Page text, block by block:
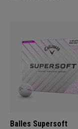
Balles Supersoft